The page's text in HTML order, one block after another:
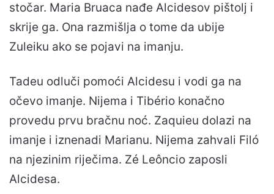
stočar. Maria Bruaca nađe Alcidesov pištolj i
skrije ga. Ona razmišlja o tome da ubije
Zuleiku ako se pojavi na imanju.
Tadeu odluči pomoći Alcidesu i vodi ga na
očevo imanje. Nijema i Tibério konačno
provedu prvu bračnu noć. Zaquieu dolazi na
imanje i iznenadi Marianu. Nijema zahvali Filó
na njezinim riječima. Zé Leôncio zaposli
Alcidesa.